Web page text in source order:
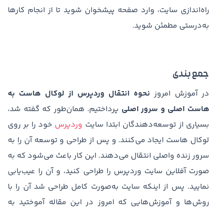
راه‌اندازی سایت، وارد صفحه پیشخوان شوید تا از انجام کارها
به‌درستی مطمئن شوید.
جمع ‌بندی
در آموزش امروز نحوه انتقال وردپرس از لوکال هاست به
هاست اصلی و سرور اصلی پرداختیم. همان‌طور که گفته شد،
بسیاری از توسعه‌دهندگان ابتدا سایت وردپرس خود را بر روی
لوکال هاست ایجاد می‌کنند. و پس از طراحی و توسعه آن را به
سرور زنده واصلی انتقال می‌دهند. این کار باعث می‌شود که به
‌صورت آفلاین سایت وردپرس را طراحی کنید، و آن را عیب‌یابی
نمایید. پس ‌از اینکه سایت به‌صورت کامل طراحی شد آن را با
روش‌ها و آموزش‌هایی که امروز در این مقاله آموختید به